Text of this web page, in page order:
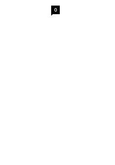
0